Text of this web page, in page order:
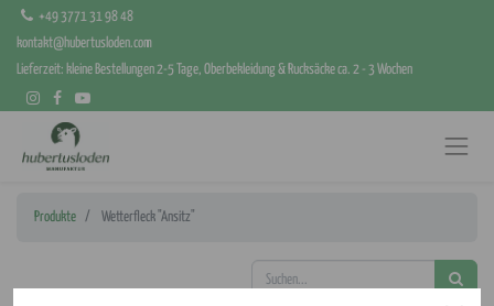
+49 3771 31 98 48
kontakt@hubertusloden.com
Lieferzeit: kleine Bestellungen 2-5 Tage, Oberbekleidung & Rucksäcke ca. 2 - 3 Wochen
Produkte Wetterfleck "Ansitz"